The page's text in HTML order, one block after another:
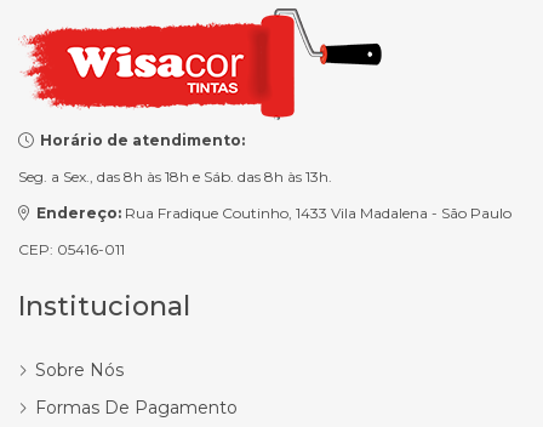
Horário de atendimento:
Seg. a Sex., das 8h às 18h e Sáb. das 8h às 13h.
Endereço: Rua Fradique Coutinho, 1433 Vila Madalena - São Paulo
CEP: 05416-011
Institucional
Sobre Nós
Formas De Pagamento